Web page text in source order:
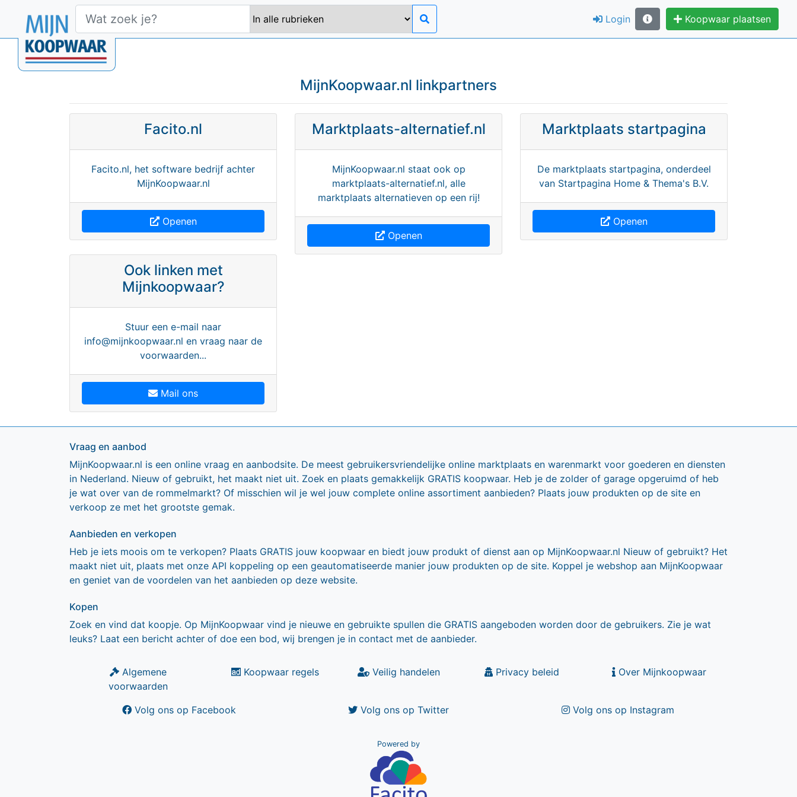
Login Koopwaar plaatsen
MijnKoopwaar.nl linkpartners
Facito.nl
Facito.nl, het software bedrijf achter
MijnKoopwaar.nl
Openen
Marktplaats-alternatief.nl
MijnKoopwaar.nl staat ook op
marktplaats-alternatief.nl, alle
marktplaats alternatieven op een rij!
Openen
Marktplaats startpagina
De marktplaats startpagina, onderdeel
van Startpagina Home & Thema's B.V.
Openen
Ook linken met
Mijnkoopwaar?
Stuur een e-mail naar
info@mijnkoopwaar.nl en vraag naar de
voorwaarden...
Mail ons
Vraag en aanbod
MijnKoopwaar.nl is een online vraag en aanbodsite. De meest gebruikersvriendelijke online marktplaats en warenmarkt voor goederen en diensten
in Nederland. Nieuw of gebruikt, het maakt niet uit. Zoek en plaats gemakkelijk GRATIS koopwaar. Heb je de zolder of garage opgeruimd of heb
je wat over van de rommelmarkt? Of misschien wil je wel jouw complete online assortiment aanbieden? Plaats jouw produkten op de site en
verkoop ze met het grootste gemak.
Aanbieden en verkopen
Heb je iets moois om te verkopen? Plaats GRATIS jouw koopwaar en biedt jouw produkt of dienst aan op MijnKoopwaar.nl Nieuw of gebruikt? Het
maakt niet uit, plaats met onze API koppeling op een geautomatiseerde manier jouw produkten op de site. Koppel je webshop aan MijnKoopwaar
en geniet van de voordelen van het aanbieden op deze website.
Kopen
Zoek en vind dat koopje. Op MijnKoopwaar vind je nieuwe en gebruikte spullen die GRATIS aangeboden worden door de gebruikers. Zie je wat
leuks? Laat een bericht achter of doe een bod, wij brengen je in contact met de aanbieder.
Algemene
voorwaarden
Koopwaar regels Veilig handelen Privacy beleid Over Mijnkoopwaar
Volg ons op Facebook Volg ons op Twitter Volg ons op Instagram
Powered by